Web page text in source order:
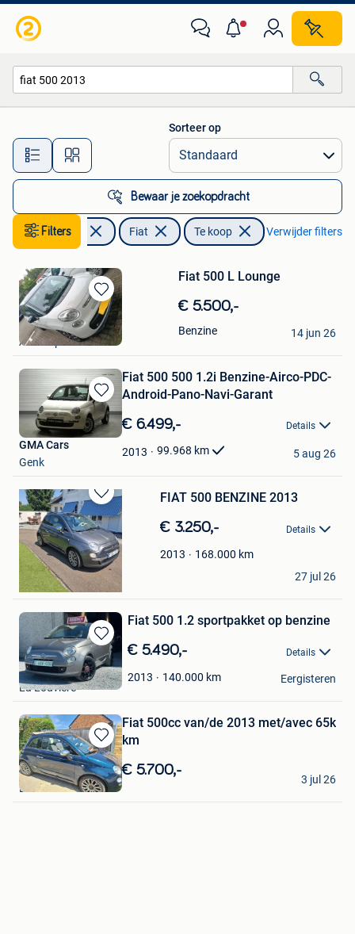
Alle afstanden…
Sorteer op
Bewaar je zoekopdracht
Filters
Auto's Fiat Te koop Verwijder filters
Bewaren
in
Mijn
Favorieten
Fiat 500 L Lounge
€ 5.500,-
Benzine
O
Antwerpen
14 jun 26
Bewaren
in
Mijn
Favorieten
Fiat 500 500 1.2i Benzine-Airco-PDC-
Android-Pano-Navi-Garant
€ 6.499,- Details
2013 99.968 km
GMA Cars
Genk
5 aug 26
Bewaren
in
Mijn
Favorieten
FIAT 500 BENZINE 2013
€ 3.250,- Details
2013 168.000 km
Thues bv
Heppen
27 jul 26
Bewaren
in
Mijn
Favorieten
Fiat 500 1.2 sportpakket op benzine
€ 5.490,- Details
2013 140.000 km
CAR-MIX
La Louviere
Eergisteren
Bewaren
in
Mijn
Favorieten
Fiat 500cc van/de 2013 met/avec 65k
km
€ 5.700,-
Jespers
Bever
3 jul 26